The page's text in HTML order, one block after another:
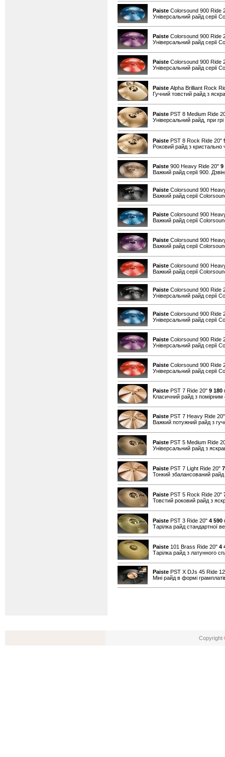
Paiste Colorsound 900 Ride
Універсальний райд серії
Paiste Colorsound 900 Ride
Універсальний райд серії
Paiste Colorsound 900 Ride
Універсальний райд серії
Paiste Alpha Brilliant Rock
Гучний товстий райд з
Paiste PST 8 Medium Ride
Універсальний райд, при
Paiste PST 8 Rock Ride 20"
Роковий райд з
Paiste 900 Heavy Ride 20" 9
Важкий райд серії 900.
Paiste Colorsound 900
Важкий райд серії
Paiste Colorsound 900
Важкий райд серії
Paiste Colorsound 900
Важкий райд серії
Paiste Colorsound 900
Важкий райд серії
Paiste Colorsound 900 Ride
Універсальний райд серії
Paiste Colorsound 900 Ride
Універсальний райд серії
Paiste Colorsound 900 Ride
Універсальний райд серії
Paiste Colorsound 900 Ride
Універсальний райд серії
Paiste PST 7 Ride 20" 9 180
Класичний райд з
Paiste PST 7 Heavy Ride
Важкий потужний райд з
Paiste PST 5 Medium Ride
Універсальний райд з
Paiste PST 7 Light Ride 20"
Тонкий збалансований
Paiste PST 5 Rock Ride 20"
Товстий роковий райд з
Paiste PST 3 Ride 20" 4 590
Тарілка райд стандартної
Paiste 101 Brass Ride 20" 4
Тарілка райд з латунного
Paiste PST X DJs 45 Ride
Міні райд в формі
Copyright